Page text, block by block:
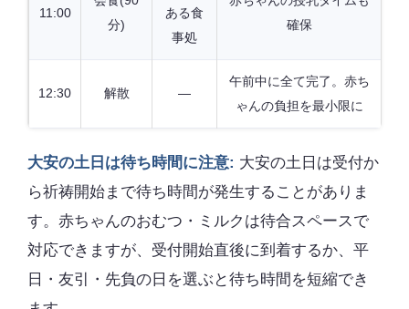
11:00
分)
ある食
事処
確保
12:30 解散 —
午前中に全て完了。赤ち
ゃんの負担を最小限に
大安の土日は待ち時間に注意: 大安の土日は受付か
ら祈祷開始まで待ち時間が発生することがありま
す。赤ちゃんのおむつ・ミルクは待合スペースで
対応できますが、受付開始直後に到着するか、平
日・友引・先負の日を選ぶと待ち時間を短縮でき